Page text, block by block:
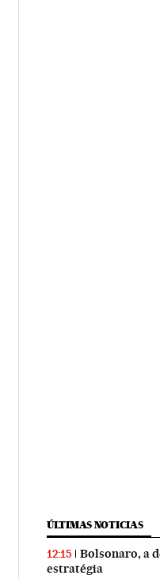
ÚLTIMAS NOTICIAS
12:15
Bolsonaro, a
estratégia